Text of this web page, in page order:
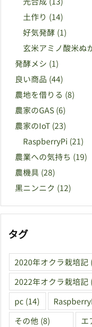
土作り (14)
好気発酵 (1)
玄米アミノ酸米ぬ
発酵メシ (1)
良い商品 (44)
農地を借りる (8)
農家のGAS (6)
農家のIoT (23)
RaspberryPi (21)
農業への気持ち (19)
農機具 (28)
黒ニンニク (12)
タグ
2020年オクラ栽培記
2022年オクラ栽培記
pc (14)
その他 (8) エ